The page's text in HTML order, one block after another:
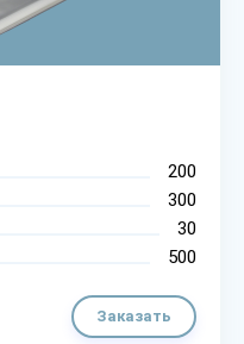
200
300
30
500
Заказать